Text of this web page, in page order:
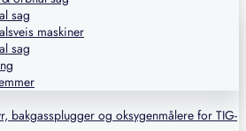
sag
maskiner
sag
bakgassplugger og oksygenmålere for TIG-